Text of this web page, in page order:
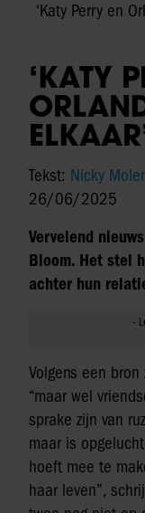
‘Katy Perry en
‘KATY
Tekst: Nicky
26/06/2025
Vervelend
Bloom. Het stel
achter hun
Volgens een
“maar wel
sprake zijn van
maar is
hoeft mee te
haar leven”,